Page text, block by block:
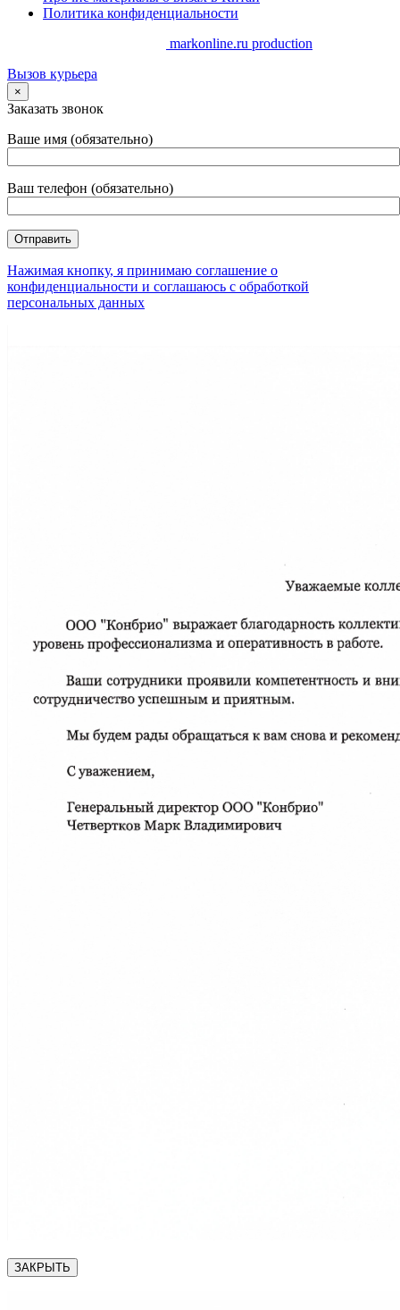
Политика конфиденциальности
markonline.ru production
Вызов курьера
×
Заказать звонок
Ваше имя (обязательно)
Ваш телефон (обязательно)
Нажимая кнопку, я принимаю соглашение о
конфиденциальности и соглашаюсь с обработкой
персональных данных
ЗАКРЫТЬ